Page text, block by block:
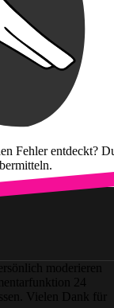
Fehler entdeckt?
moderieren
24
Vielen Dank für